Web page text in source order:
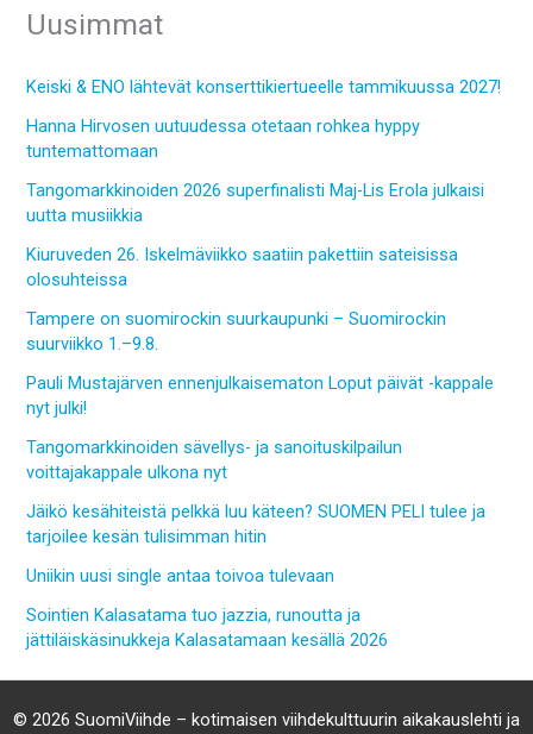
Uusimmat
Keiski & ENO lähtevät konserttikiertueelle tammikuussa 2027!
Hanna Hirvosen uutuudessa otetaan rohkea hyppy
tuntemattomaan
Tangomarkkinoiden 2026 superfinalisti Maj-Lis Erola julkaisi
uutta musiikkia
Kiuruveden 26. Iskelmäviikko saatiin pakettiin sateisissa
olosuhteissa
Tampere on suomirockin suurkaupunki – Suomirockin
suurviikko 1.–9.8.
Pauli Mustajärven ennenjulkaisematon Loput päivät -kappale
nyt julki!
Tangomarkkinoiden sävellys- ja sanoituskilpailun
voittajakappale ulkona nyt
Jäikö kesähiteistä pelkkä luu käteen? SUOMEN PELI tulee ja
tarjoilee kesän tulisimman hitin
Uniikin uusi single antaa toivoa tulevaan
Sointien Kalasatama tuo jazzia, runoutta ja
jättiläiskäsinukkeja Kalasatamaan kesällä 2026
© 2026 SuomiViihde – kotimaisen viihdekulttuurin aikakauslehti ja